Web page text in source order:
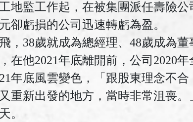
地監工作起，在被集團派任壽險
卻虧損的公司迅速轉虧為盈。
，38歲就成為總經理、48歲成為
在他2021年底離開前，公司2020年
年底風雲變色，「跟股東理念不合
重新出發的地方，當時非常沮喪
。